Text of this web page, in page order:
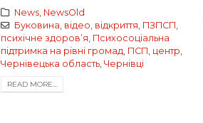
News, NewsOld
Буковина відео відкриття ПЗПСП
психічне здоровʼя Психосоціальна
підтримка на рівні громад ПСП центр
Чернівецька область Чернівці
READ MORE...